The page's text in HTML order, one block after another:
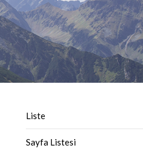
Liste
Sayfa Listesi